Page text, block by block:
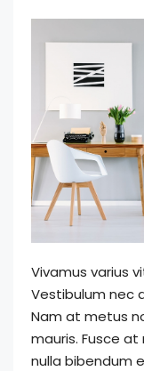
Vivamus varius
Vestibulum nec
Nam at metus
mauris. Fusce
nulla bibendum